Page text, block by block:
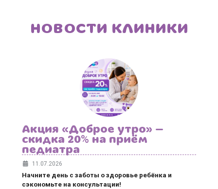
НОВОСТИ КЛИНИКИ
Акция «Доброе утро» —
скидка 20% на приём
педиатра
11.07.2026
Начните день с заботы о здоровье ребёнка и
сэкономьте на консультации!